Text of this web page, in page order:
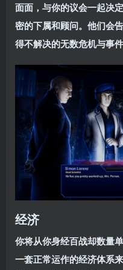
面面，与你的议会一起决
密的下属和顾问。他们会
得不解决的无数危机与事
经济
你将从你身经百战却数量
一套正常运作的经济体系